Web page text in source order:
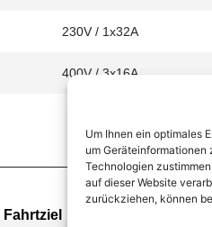
Um Ihnen ein optimales
um Geräteinformationen
Technologien
auf dieser Website
zurückziehen, können
230V / 1x32A
400V / 3x16A